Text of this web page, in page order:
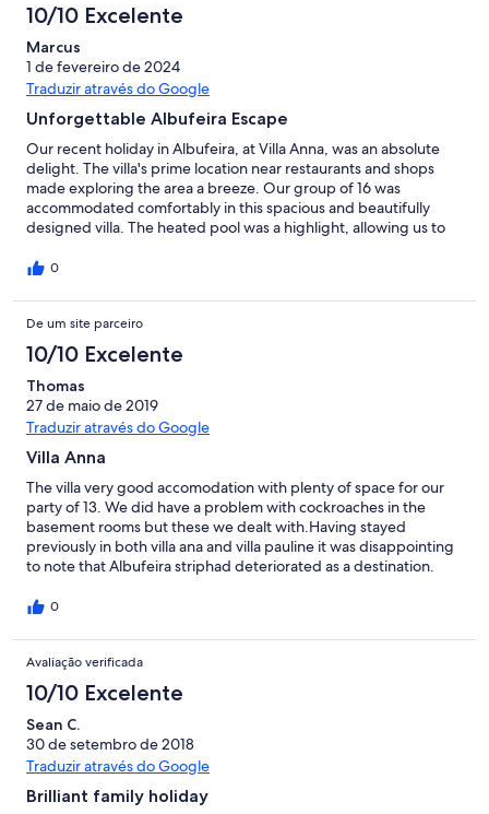
10/10 Excelente
Marcus
1 de fevereiro de 2024
Traduzir através do Google
Unforgettable Albufeira Escape
Our recent holiday in Albufeira, at Villa Anna, was an absolute
delight. The villa's prime location near restaurants and shops
made exploring the area a breeze. Our group of 16 was
accommodated comfortably in this spacious and beautifully
designed villa. The heated pool was a highlight, allowing us to
equipped, and confortable bedrooms. The cleanliness was
professionalism added to the overall positive experience. Highly
recommended for an unforgettable getaway.
0
De um site parceiro
10/10 Excelente
Thomas
27 de maio de 2019
Traduzir através do Google
Villa Anna
The villa very good accomodation with plenty of space for our
party of 13. We did have a problem with cockroaches in the
basement rooms but these we dealt with.Having stayed
previously in both villa ana and villa pauline it was disappointing
to note that Albufeira striphad deteriorated as a destination.
0
Avaliação verificada
10/10 Excelente
Sean C.
30 de setembro de 2018
Traduzir através do Google
Brilliant family holiday